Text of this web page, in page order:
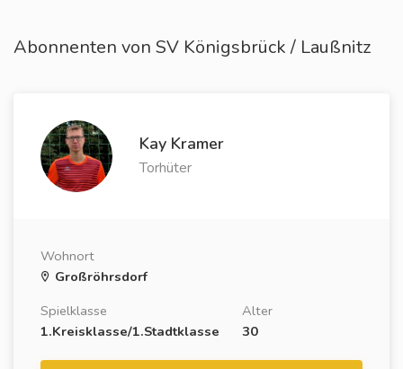
Abonnenten von SV Königsbrück / Laußnitz
Kay Kramer
Torhüter
Wohnort
Großröhrsdorf
Spielklasse
1.Kreisklasse/1.Stadtklasse
Alter
30